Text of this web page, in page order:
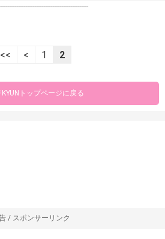
|<< < 1 2
トップページに戻る
/ スポンサーリンク